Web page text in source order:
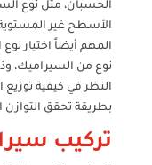
الحسبان، مثل نوع
الأسطح غير المستوية
المهم أيضاً اختيار
نوع من السيراميك،
النظر في كيفية
بطريقة تحقق
تركيب